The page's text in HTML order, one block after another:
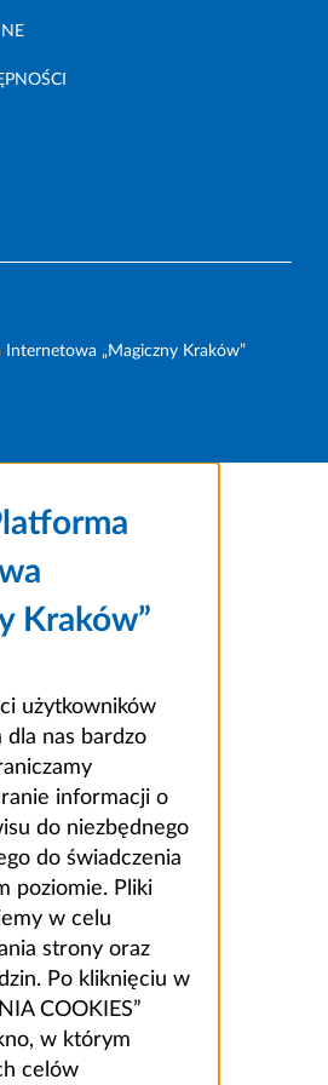
Internetowa „Magiczny Kraków”
Kraków”
użytkowników
dla nas bardzo
informacji o
do niezbędnego
do świadczenia
poziomie. Pliki
w celu
strony oraz
Po kliknięciu w
COOKIES”
w którym
celów